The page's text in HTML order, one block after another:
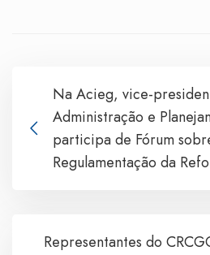
Na Acieg, vice-
Administração e
participa de Fórum
Regulamentação da
Representantes do